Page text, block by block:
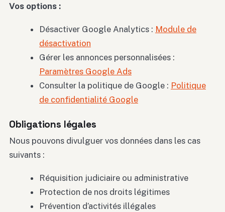
Vos options :
Désactiver Google Analytics : Module de
désactivation
Gérer les annonces personnalisées :
Paramètres Google Ads
Consulter la politique de Google : Politique
de confidentialité Google
Obligations légales
Nous pouvons divulguer vos données dans les cas
suivants :
Réquisition judiciaire ou administrative
Protection de nos droits légitimes
Prévention d’activités illégales